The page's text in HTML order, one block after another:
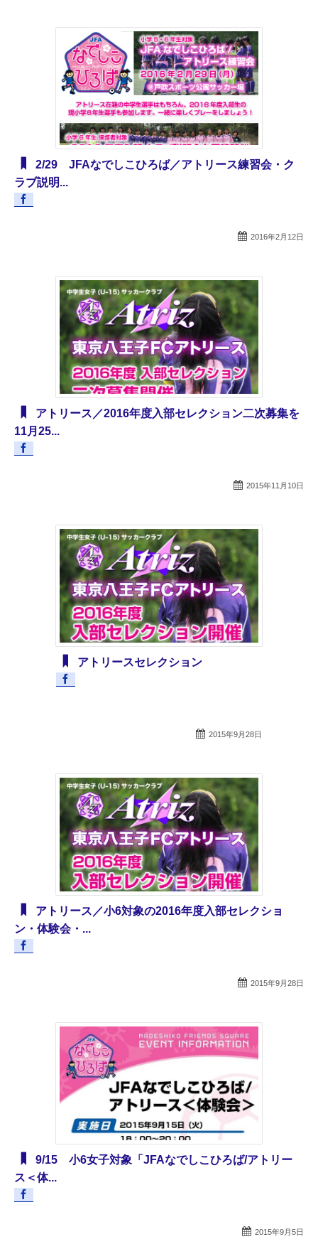
2/29 JFAなでしこひろば／アトリース練習会・ク
ラブ説明...
2016年2月12日
アトリース／2016年度入部セレクション二次募集を
11月25...
2015年11月10日
アトリースセレクション
2015年9月28日
アトリース／小6対象の2016年度入部セレクショ
ン・体験会・...
2015年9月28日
9/15 小6女子対象「JFAなでしこひろば/アトリー
ス＜体...
2015年9月5日